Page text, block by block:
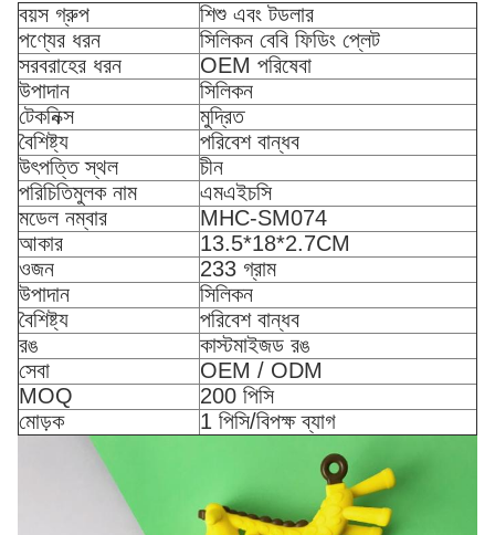
বয়স গ্রুপ
শিশু এবং টডলার
পণ্যের ধরন
সিলিকন বেবি ফিডিং প্লেট
সরবরাহের ধরন
OEM পরিষেবা
উপাদান
সিলিকন
টেকনিক্স
মুদ্রিত
বৈশিষ্ট্য
পরিবেশ বান্ধব
উৎপত্তি স্থল
চীন
পরিচিতিমুলক নাম
এমএইচসি
মডেল নম্বার
MHC-SM074
আকার
13.5*18*2.7CM
ওজন
233 গ্রাম
উপাদান
সিলিকন
বৈশিষ্ট্য
পরিবেশ বান্ধব
রঙ
কাস্টমাইজড রঙ
সেবা
OEM / ODM
MOQ
200 পিসি
মোড়ক
1 পিসি/বিপক্ষ ব্যাগ